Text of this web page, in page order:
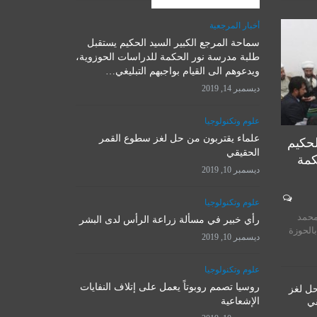
علوم وتكنولوجيا
روسيا تصمم روبوتاً يعمل على
إتلاف النفايات الإشعاعية
لغز
أخبار المرجعية
سماحة المرجع الكبير السيد الحكيم يستقبل
طلبة مدرسة نور الحكمة للدراسات الحوزوية،
ويدعوهم الى القيام بواجبهم التبليغي…
ديسمبر 14, 2019
علوم وتكنولوجيا
علماء يقتربون من حل لغز سطوع القمر
الحقيقي
ديسمبر 10, 2019
علوم وتكنولوجيا
رأي خبير في مسألة زراعة الرأس لدى البشر
ديسمبر 10, 2019
علوم وتكنولوجيا
روسيا تصمم روبوتاً يعمل على إتلاف النفايات
الإشعاعية